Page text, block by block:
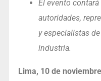
El evento
autoridades,
y especialistas
industria.
Lima, 10 de